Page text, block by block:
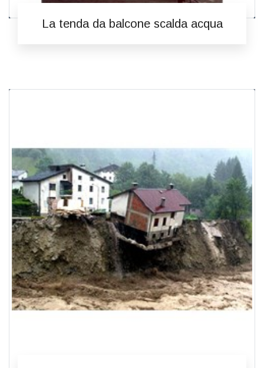
La tenda da balcone scalda acqua